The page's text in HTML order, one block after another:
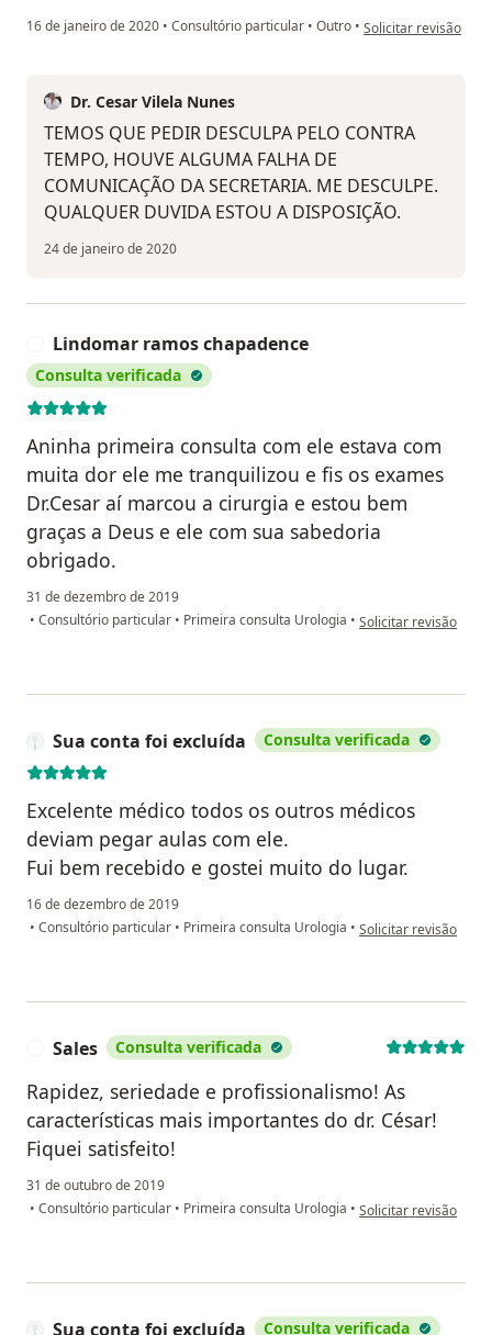
16 de janeiro de 2020 • Consultório particular • Outro • na opinião do
Solicitar revisão
Dr. Cesar Vilela Nunes
TEMOS QUE PEDIR DESCULPA PELO CONTRA
TEMPO, HOUVE ALGUMA FALHA DE
COMUNICAÇÃO DA SECRETARIA. ME DESCULPE.
QUALQUER DUVIDA ESTOU A DISPOSIÇÃO.
24 de janeiro de 2020
Lindomar ramos chapadence
Consulta verificada
Aninha primeira consulta com ele estava com
muita dor ele me tranquilizou e fis os exames
Dr.Cesar aí marcou a cirurgia e estou bem
graças a Deus e ele com sua sabedoria
obrigado.
31 de dezembro de 2019
• Consultório particular • Primeira consulta Urologia • na opinião do
Solicitar revisão
Sua conta foi excluída Consulta verificada
Excelente médico todos os outros médicos
deviam pegar aulas com ele.
Fui bem recebido e gostei muito do lugar.
16 de dezembro de 2019
• Consultório particular • Primeira consulta Urologia • na opinião do
Solicitar revisão
Sales Consulta verificada
Rapidez, seriedade e profissionalismo! As
características mais importantes do dr. César!
Fiquei satisfeito!
31 de outubro de 2019
• Consultório particular • Primeira consulta Urologia • na opinião do
Solicitar revisão
Sua conta foi excluída Consulta verificada